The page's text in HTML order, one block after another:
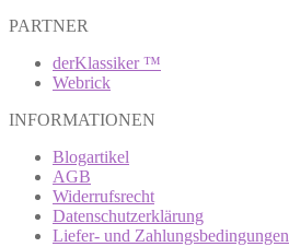
PARTNER
derKlassiker ™
Webrick
INFORMATIONEN
Blogartikel
AGB
Widerrufsrecht
Datenschutzerklärung
Liefer- und Zahlungsbedingungen